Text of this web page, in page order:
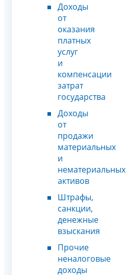
Доходы
от
оказания
платных
услуг
и
компенсации
затрат
государства
Доходы
от
продажи
материальных
и
нематериальных
активов
Штрафы,
санкции,
денежные
взыскания
Прочие
неналоговые
доходы